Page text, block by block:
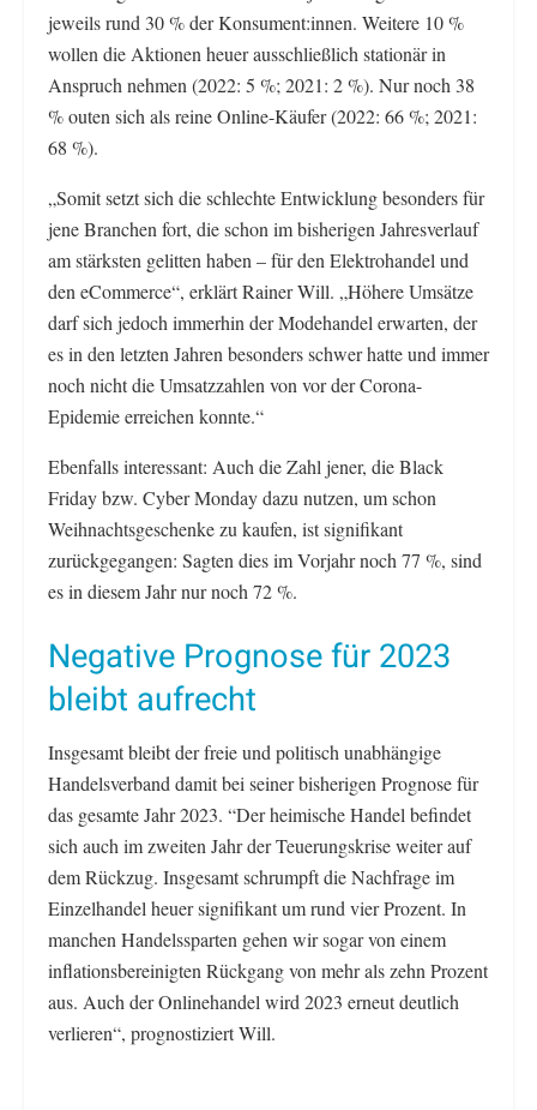
jeweils rund 30 % der Konsument:innen. Weitere 10 %
wollen die Aktionen heuer ausschließlich stationär in
Anspruch nehmen (2022: 5 %; 2021: 2 %). Nur noch 38
% outen sich als reine Online-Käufer (2022: 66 %; 2021:
68 %).
„Somit setzt sich die schlechte Entwicklung besonders für
jene Branchen fort, die schon im bisherigen Jahresverlauf
am stärksten gelitten haben – für den Elektrohandel und
den eCommerce“, erklärt Rainer Will. „Höhere Umsätze
darf sich jedoch immerhin der Modehandel erwarten, der
es in den letzten Jahren besonders schwer hatte und immer
noch nicht die Umsatzzahlen von vor der Corona-
Epidemie erreichen konnte.“
Ebenfalls interessant: Auch die Zahl jener, die Black
Friday bzw. Cyber Monday dazu nutzen, um schon
Weihnachtsgeschenke zu kaufen, ist signifikant
zurückgegangen: Sagten dies im Vorjahr noch 77 %, sind
es in diesem Jahr nur noch 72 %.
Negative Prognose für 2023
bleibt aufrecht
Insgesamt bleibt der freie und politisch unabhängige
Handelsverband damit bei seiner bisherigen Prognose für
das gesamte Jahr 2023. “Der heimische Handel befindet
sich auch im zweiten Jahr der Teuerungskrise weiter auf
dem Rückzug. Insgesamt schrumpft die Nachfrage im
Einzelhandel heuer signifikant um rund vier Prozent. In
manchen Handelssparten gehen wir sogar von einem
inflationsbereinigten Rückgang von mehr als zehn Prozent
aus. Auch der Onlinehandel wird 2023 erneut deutlich
verlieren“, prognostiziert Will.